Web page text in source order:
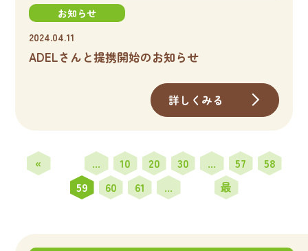
お知らせ
2024.04.11
ADELさんと提携開始のお知らせ
詳しくみる
«
... 10 20 30 ... 57
58
59
60 61 ...
最